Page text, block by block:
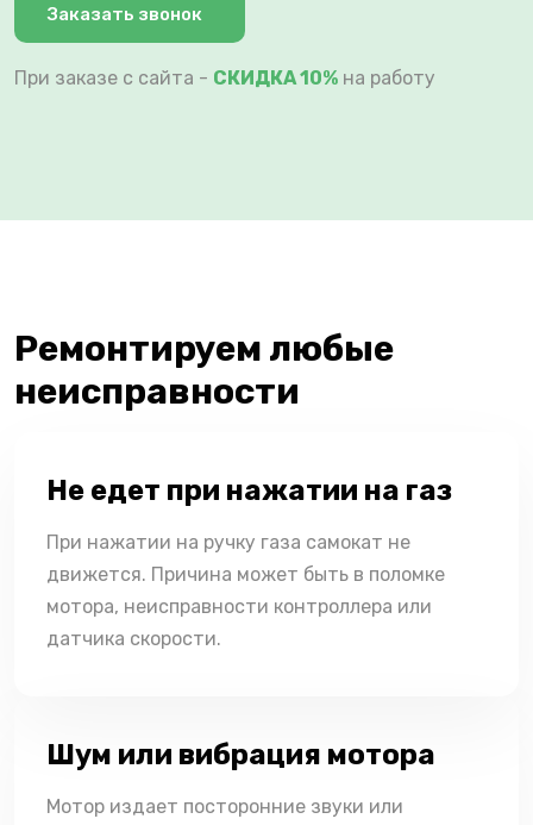
Заказать звонок
При заказе с сайта - СКИДКА 10% на работу
Ремонтируем любые
неисправности
Не едет при нажатии на газ
При нажатии на ручку газа самокат не
движется. Причина может быть в поломке
мотора, неисправности контроллера или
датчика скорости.
Шум или вибрация мотора
Мотор издает посторонние звуки или